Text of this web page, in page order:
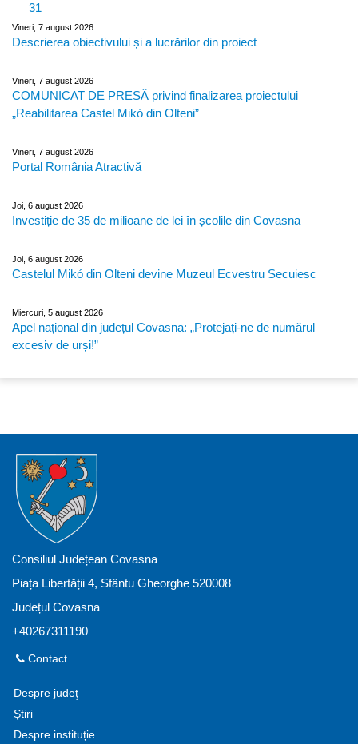
31
Vineri, 7 august 2026
Descrierea obiectivului și a lucrărilor din proiect
Vineri, 7 august 2026
COMUNICAT DE PRESĂ privind finalizarea proiectului
„Reabilitarea Castel Mikó din Olteni”
Vineri, 7 august 2026
Portal România Atractivă
Joi, 6 august 2026
Investiție de 35 de milioane de lei în școlile din Covasna
Joi, 6 august 2026
Castelul Mikó din Olteni devine Muzeul Ecvestru Secuiesc
Miercuri, 5 august 2026
Apel național din județul Covasna: „Protejați-ne de numărul
excesiv de urși!”
Consiliul Județean Covasna
Piața Libertății 4, Sfântu Gheorghe 520008
Județul Covasna
+40267311190
Contact
Despre judeţ
Știri
Despre instituție